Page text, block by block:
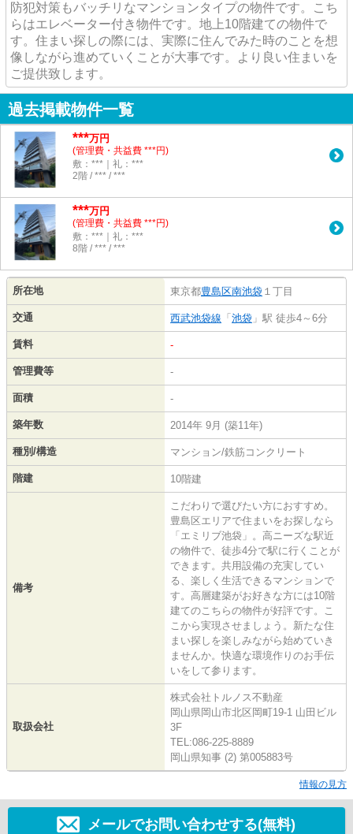
防犯対策もバッチリなマンションタイプの物件です。こち
らはエレベーター付き物件です。地上10階建ての物件で
す。住まい探しの際には、実際に住んでみた時のことを想
像しながら進めていくことが大事です。より良い住まいを
ご提供致します。
過去掲載物件一覧
***万円
(管理費・共益費 ***円)
敷：***｜礼：***
2階 / *** / ***
***万円
(管理費・共益費 ***円)
敷：***｜礼：***
8階 / *** / ***
所在地 東京都豊島区南池袋 １丁目
交通 西武池袋線 「 池袋 」駅 徒歩4～6分
賃料 -
管理費等 -
面積 -
築年数 2014年 9月 (築11年)
種別/構造 マンション/鉄筋コンクリート
階建 10階建
備考
こだわりで選びたい方におすすめ。
豊島区エリアで住まいをお探しなら
「エミリブ池袋」。高ニーズな駅近
の物件で、徒歩4分で駅に行くことが
できます。共用設備の充実してい
る、楽しく生活できるマンションで
す。高層建築がお好きな方には10階
建てのこちらの物件が好評です。こ
こから実現させましょう。新たな住
まい探しを楽しみながら始めていき
ませんか。快適な環境作りのお手伝
いをして参ります。
取扱会社
株式会社トルノス不動産
岡山県岡山市北区岡町19-1 山田ビル
3F
TEL:086-225-8889
岡山県知事 (2) 第005883号
情報の見方
メールでお問い合わせする(無料)